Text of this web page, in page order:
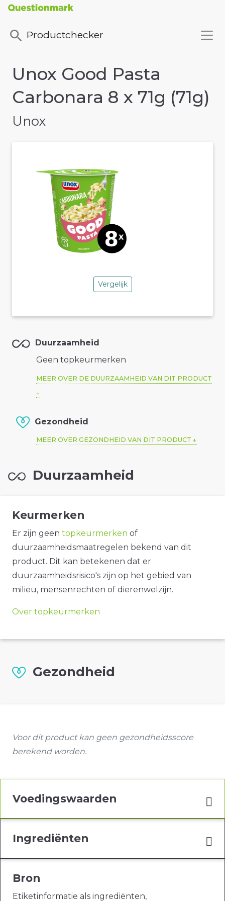
Productchecker
Unox Good Pasta
Carbonara 8 x 71g (71g)
Unox
Vergelijk
Duurzaamheid
Geen topkeurmerken
MEER OVER DE DUURZAAMHEID VAN DIT PRODUCT
Gezondheid
MEER OVER GEZONDHEID VAN DIT PRODUCT
Duurzaamheid
Keurmerken
Er zijn geen topkeurmerken of
duurzaamheidsmaatregelen bekend van dit
product. Dit kan betekenen dat er
duurzaamheidsrisico's zijn op het gebied van
milieu, mensenrechten of dierenwelzijn.
Over topkeurmerken
Gezondheid
Voor dit product kan geen gezondheidsscore
berekend worden.
Voedingswaarden
Ingrediënten
Bron
Etiketinformatie als ingrediënten,